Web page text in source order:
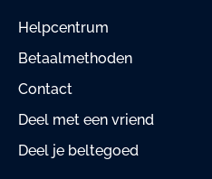
Helpcentrum
Betaalmethoden
Contact
Deel met een vriend
Deel je beltegoed